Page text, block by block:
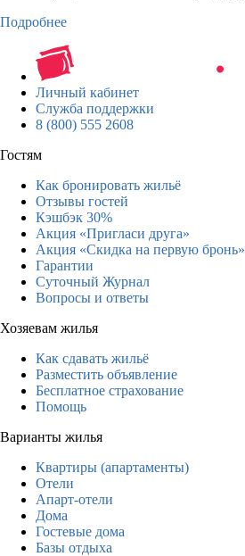
Подробнее
Личный кабинет
Служба поддержки
8 (800) 555 2608
Гостям
Как бронировать жильё
Отзывы гостей
Кэшбэк 30%
Акция «Пригласи друга»
Акция «Скидка на первую бронь»
Гарантии
Суточный Журнал
Вопросы и ответы
Хозяевам жилья
Как сдавать жильё
Разместить объявление
Бесплатное страхование
Помощь
Варианты жилья
Квартиры (апартаменты)
Отели
Апарт-отели
Дома
Гостевые дома
Базы отдыха